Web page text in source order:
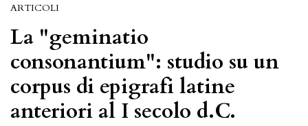
ARTICOLI
La "geminatio
consonantium": studio su un
corpus di epigrafi latine
anteriori al I secolo d.C.